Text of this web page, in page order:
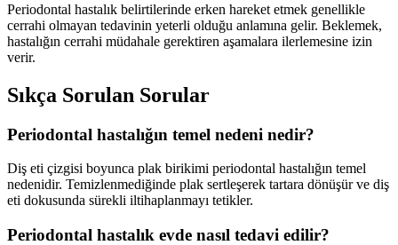
Periodontal hastalık belirtilerinde erken hareket etmek genellikle
cerrahi olmayan tedavinin yeterli olduğu anlamına gelir. Beklemek,
hastalığın cerrahi müdahale gerektiren aşamalara ilerlemesine izin
verir.
Sıkça Sorulan Sorular
Periodontal hastalığın temel nedeni nedir?
Diş eti çizgisi boyunca plak birikimi periodontal hastalığın temel
nedenidir. Temizlenmediğinde plak sertleşerek tartara dönüşür ve diş
eti dokusunda sürekli iltihaplanmayı tetikler.
Periodontal hastalık evde nasıl tedavi edilir?